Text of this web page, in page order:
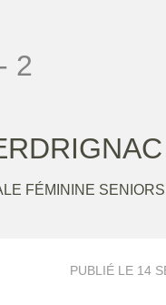
2
FÉMININE
PUBLIÉ LE 14